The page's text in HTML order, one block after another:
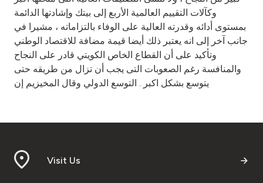
وكآلات التقييم العالمية الأربع إلى بيتك وإشادتها الدائمة
بمستوى أدائه وقدرته العالية على الوفاء بالتزاماته ، مشيرا في
جانب آخر إلى انه يعتبر ذلك أيضا قيمة مضافة للاقتصاد الوطني
وتأكيد على أن القطاع الخاص الكويتي قادر على النجاح
والمنافسة رغم الصعوبات التى يجب أن تزال من طريقه حتى
يتوسع بشكل اكبر . التوسع الدولي وقال المخيزيم إن
Visit Us